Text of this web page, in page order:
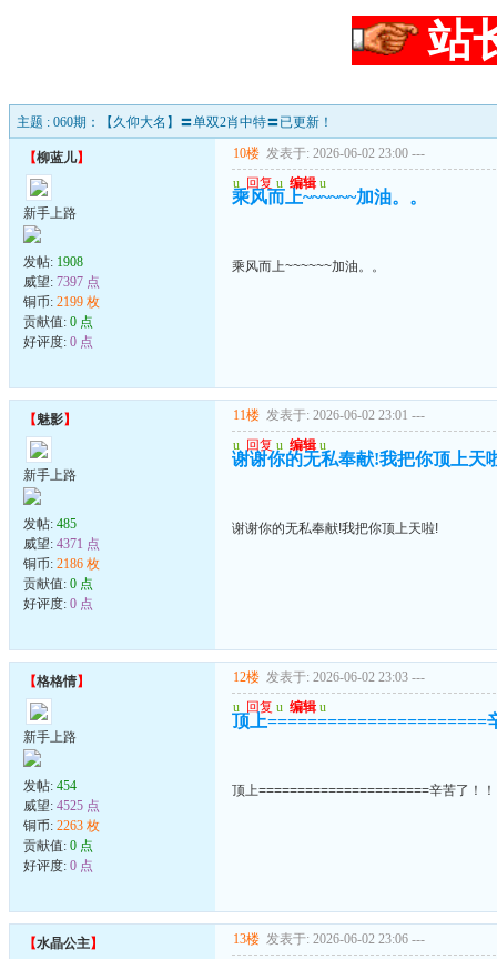
站
主题 : 060期：【久仰大名】〓单双2肖中特〓已更新！
【柳蓝儿】
新手上路
发帖: 1908
威望: 7397 点
铜币: 2199 枚
贡献值: 0 点
好评度: 0 点
10楼 发表于: 2026-06-02 23:00 ---
u 回复 u 编辑 u
乘风而上~~~~~~加油。。
乘风而上~~~~~~加油。。
【魅影】
新手上路
发帖: 485
威望: 4371 点
铜币: 2186 枚
贡献值: 0 点
好评度: 0 点
11楼 发表于: 2026-06-02 23:01 ---
u 回复 u 编辑 u
谢谢你的无私奉献!我把你顶上天
谢谢你的无私奉献!我把你顶上天啦!
【格格情】
新手上路
发帖: 454
威望: 4525 点
铜币: 2263 枚
贡献值: 0 点
好评度: 0 点
12楼 发表于: 2026-06-02 23:03 ---
u 回复 u 编辑 u
顶上======================
顶上======================辛苦了！
【水晶公主】 13楼 发表于: 2026-06-02 23:06 ---